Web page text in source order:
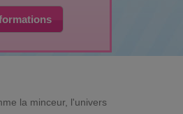
la minceur, l'univers